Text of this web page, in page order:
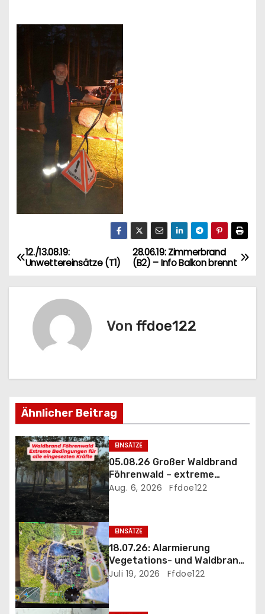
B
e
a
g
s
n
a
i
g
a
t
28.06.19: Zimmerbrand
(B2) – Info Balkon brennt
12./13.08.19:
Unwettereinsätze (T1)
Von ffdoe122
Ähnlicher Beitrag
EINSÄTZE
05.08.26 Großer Waldbrand
Föhrenwald – extreme
Einsatzbedingungen
Aug. 6, 2026 Ffdoe122
EINSÄTZE
18.07.26: Alarmierung
Vegetations- und Waldbrand
B3 Föhrenwald
Juli 19, 2026 Ffdoe122